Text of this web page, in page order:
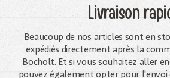
Livraison
Beaucoup de nos articles sont en
expédiés directement après la
Bocholt. Et si vous souhaitez aller
pouvez également opter pour l'envoi